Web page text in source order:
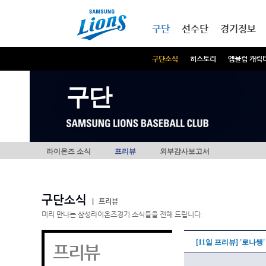
구단
구단소식 히스토리 엠블럼 캐릭
선수단 경기정보
구단
라이온즈 소식 프리뷰 외부감사보고서
구단소식
프리뷰
미리 만나는 삼성라이온즈경기 소식들을 전해 드립니다.
프리뷰 [11일 프리뷰] '로나